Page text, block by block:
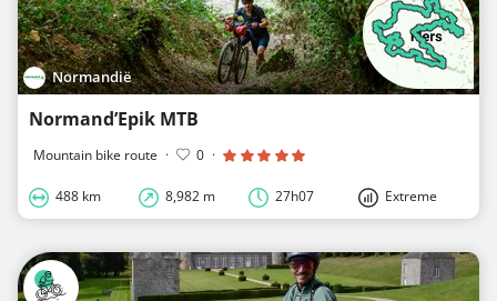
Normandië
Normand’Epik MTB
Mountain bike route · 0 ·
488 km 8,982 m 27h07 Extreme